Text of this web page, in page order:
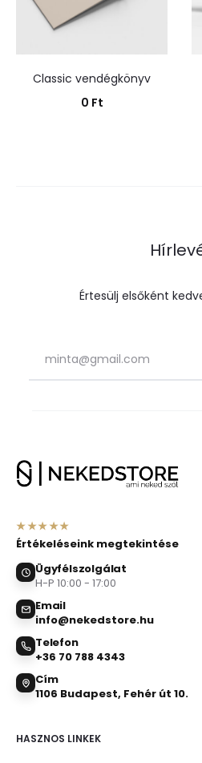
Classic vendégkönyv
0 Ft
Értesülj elsőként
★★★★★
Értékeléseink megtekintése
Ügyfélszolgálat
H-P 10:00 - 17:00
Email
info@nekedstore.hu
Telefon
+36 70 788 4343
Cím
1106 Budapest, Fehér út 10.
HASZNOS LINKEK